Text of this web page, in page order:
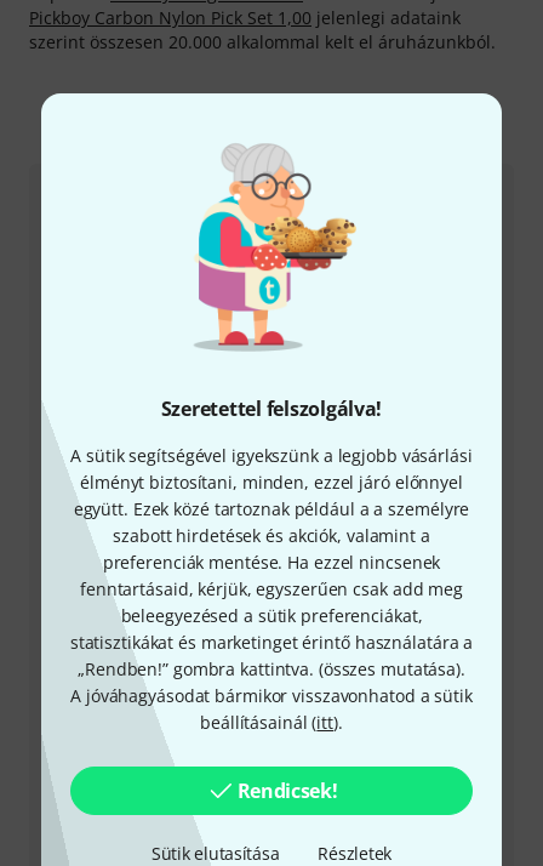
Szeretettel felszolgálva!
A sütik segítségével igyekszünk a legjobb vásárlási
élményt biztosítani, minden, ezzel járó előnnyel
együtt. Ezek közé tartoznak például a a személyre
szabott hirdetések és akciók, valamint a
preferenciák mentése. Ha ezzel nincsenek
fenntartásaid, kérjük, egyszerűen csak add meg
beleegyezésed a sütik preferenciákat,
statisztikákat és marketinget érintő használatára a
„Rendben!” gombra kattintva. (összes mutatása).
A jóváhagyásodat bármikor visszavonhatod a sütik
beállításainál (itt).
Rendicsek!
Sütik elutasítása Részletek
Pickboy Carbon Nylon Pick Set 1,00 jelenlegi adataink
szerint összesen 20.000 alkalommal kelt el áruházunkból.
Így érhetsz el minket
Ügyfélszolgálat - Magyarország
Ügyfélszolgálatunk minden kérdés és észrevétel esetén
örömmel áll rendelkezésedre
Készítsd elő ügyfélszámodat
Nyitvatartási idő (CEST - Közép-európai
nyári időszámítás)
Visszahívást kérek
Még több elérhetőség
Termék visszaküldése
Minden kapcsolattartó